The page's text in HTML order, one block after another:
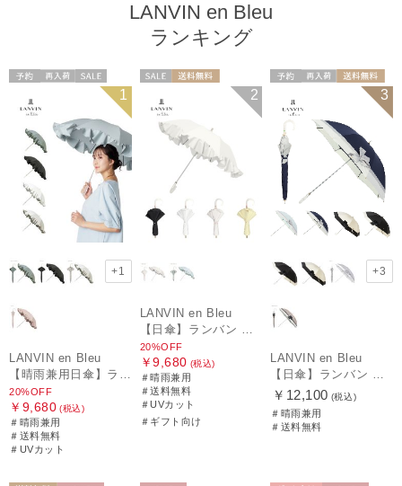
LANVIN en Bleu
ランキング
セール
送料無料
1
+1
LANVIN en Bleu
20%OFF
￥9,680 (税込)
＃晴雨兼用
＃送料無料
＃UVカット
ギフト向け
2
LANVIN en Bleu
20%OFF
￥9,680 (税込)
＃晴雨兼用
＃送料無料
＃UVカット
＃ギフト向け
送料無料
WOMEN
3
+3
LANVIN en Bleu
￥12,100 (税込)
＃晴雨兼用
＃送料無料